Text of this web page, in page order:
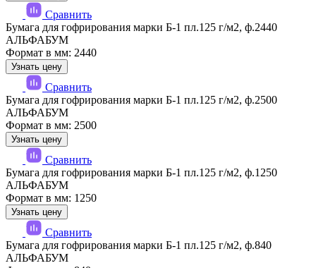
Сравнить
Бумага для гофрирования марки Б-1 пл.125 г/м2, ф.2440
АЛЬФАБУМ
Формат в мм: 2440
Узнать цену
Сравнить
Бумага для гофрирования марки Б-1 пл.125 г/м2, ф.2500
АЛЬФАБУМ
Формат в мм: 2500
Узнать цену
Сравнить
Бумага для гофрирования марки Б-1 пл.125 г/м2, ф.1250
АЛЬФАБУМ
Формат в мм: 1250
Узнать цену
Сравнить
Бумага для гофрирования марки Б-1 пл.125 г/м2, ф.840
АЛЬФАБУМ